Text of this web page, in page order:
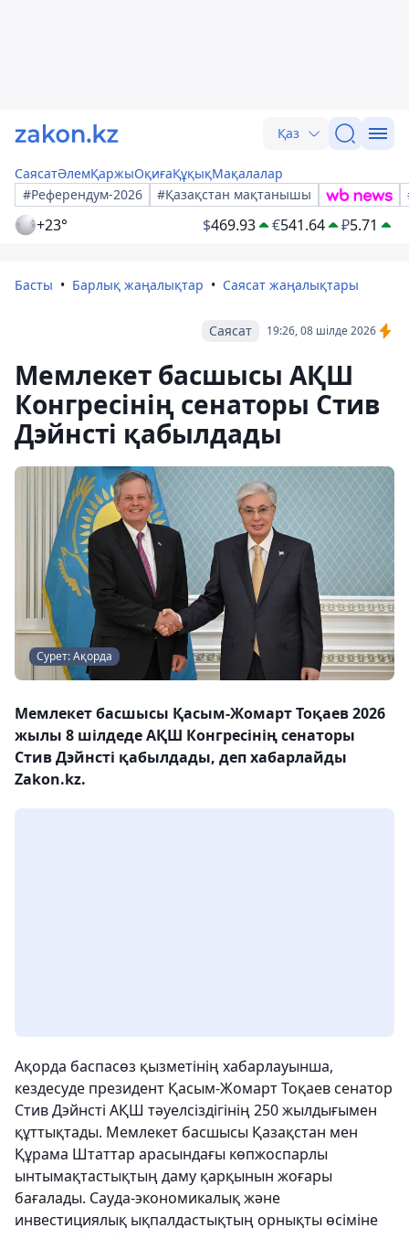
Қаз
СаясатӘлемҚаржыОқиғаҚұқықМақалалар
#Референдум-2026
#Қазақстан мақтанышы
+23° $469.93 €541.64 ₽5.71
Басты Барлық жаңалықтар Саясат жаңалықтары
19:26, 08 шілде 2026
Саясат
Мемлекет басшысы АҚШ
Конгресінің сенаторы Стив
Дэйнсті қабылдады
Сурет: Ақорда
Мемлекет басшысы Қасым-Жомарт Тоқаев 2026
жылы 8 шілдеде АҚШ Конгресінің сенаторы
Стив Дэйнсті қабылдады, деп хабарлайды
Zakon.kz.
Ақорда баспасөз қызметінің хабарлауынша,
кездесуде президент Қасым-Жомарт Тоқаев сенатор
Стив Дэйнсті АҚШ тәуелсіздігінің 250 жылдығымен
құттықтады. Мемлекет басшысы Қазақстан мен
Құрама Штаттар арасындағы көпжоспарлы
ынтымақтастықтың даму қарқынын жоғары
бағалады. Сауда-экономикалық және
инвестициялық ықпалдастықтың орнықты өсіміне